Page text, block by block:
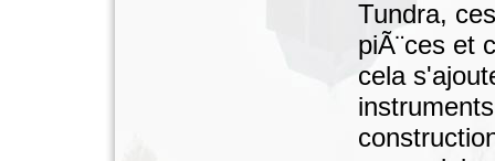
Tundra,
piÃ¨ces et
cela